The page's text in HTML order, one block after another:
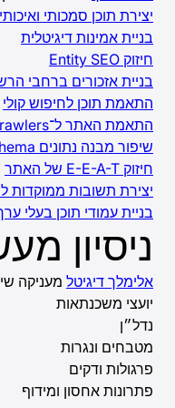
יצירת תוכן סמכותי ואיכותי
בניית אמינות דיגיטלית
חיזוק Entity SEO
בניית אזכורים ברחבי
התאמת תוכן לחיפוש קולי
התאמת האתר ל־AI Crawlers
שיפור מבנה נתונים Schema
חיזוק E-E-A-T של האתר
יצירת תשובות ממוקדות
בניית עמודי תוכן בעלי
ניסיון
אלימלך דיגיטל מעניקה
יועצי משכנתאות
נדל״ן
מטבחים ונגרות
פרגולות ודקים
פתרונות אחסון ומידוף